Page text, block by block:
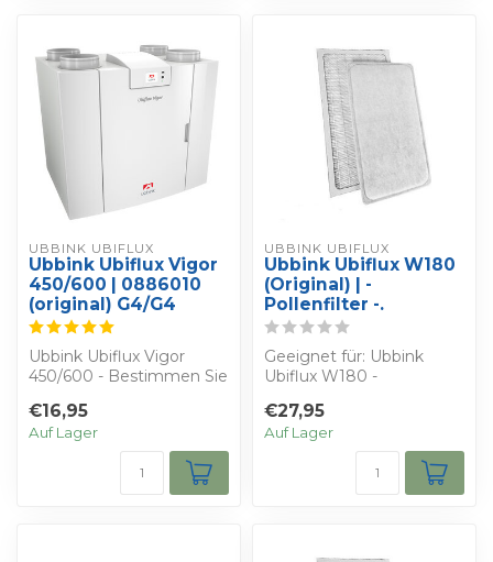
UBBINK UBIFLUX
Ubbink Ubiflux Vigor
450/600 | 0886010
(original) G4/G4
Ubbink Ubiflux Vigor
450/600 - Bestimmen Sie
Sie erhalten...
€16,95
Auf Lager
UBBINK UBIFLUX
Ubbink Ubiflux W180
(Original) | -
Pollenfilter -.
Geeignet für: Ubbink
Ubiflux W180 -
eigenen Rabatt - Sie erh...
€27,95
Auf Lager